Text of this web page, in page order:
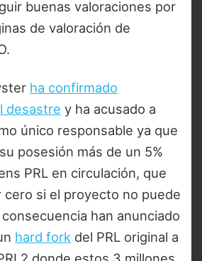
buenas valoraciones por
de valoración de
ha confirmado
desastre y ha acusado a
único responsable ya que
posesión más de un 5%
PRL en circulación, que
cero si el proyecto no puede
han anunciado
hard fork del PRL original a